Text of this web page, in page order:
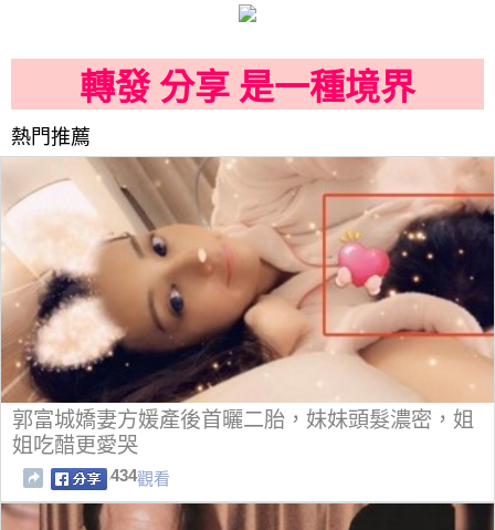
轉發 分享 是一種境界
熱門推薦
郭富城嬌妻方媛產後首曬二胎，妹妹頭髮濃密，姐
姐吃醋更愛哭
434觀看